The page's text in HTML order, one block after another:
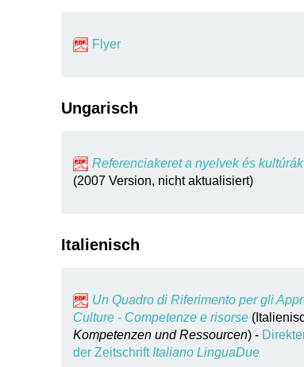
Flyer
Ungarisch
Referenciakeret a nyelvek és
(2007 Version, nicht aktualisiert)
Italienisch
Un Quadro di Riferimento per gli
Culture - Competenze e risorse
Kompetenzen und Ressourcen) -
der Zeitschrift Italiano LinguaDue